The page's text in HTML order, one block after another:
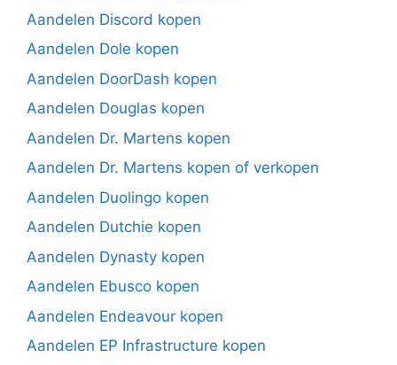
Aandelen Discord kopen
Aandelen Dole kopen
Aandelen DoorDash kopen
Aandelen Douglas kopen
Aandelen Dr. Martens kopen
Aandelen Dr. Martens kopen of verkopen
Aandelen Duolingo kopen
Aandelen Dutchie kopen
Aandelen Dynasty kopen
Aandelen Ebusco kopen
Aandelen Endeavour kopen
Aandelen EP Infrastructure kopen